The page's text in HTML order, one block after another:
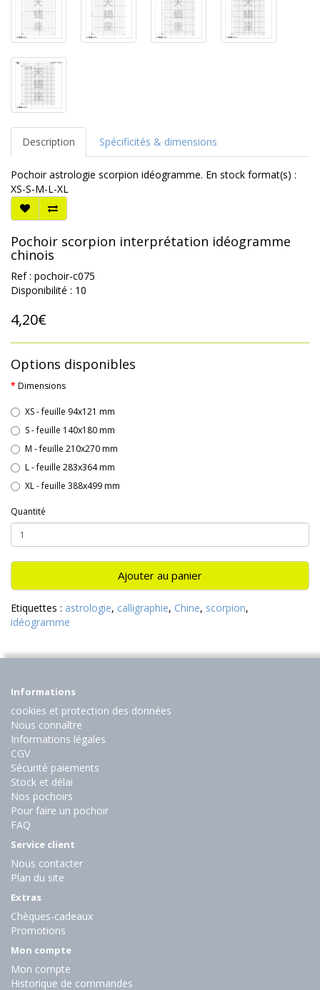
Description Spécificités & dimensions
Pochoir astrologie scorpion idéogramme. En stock format(s) :
XS-S-M-L-XL
Pochoir scorpion interprétation idéogramme
chinois
Ref : pochoir-c075
Disponibilité : 10
4,20€
Options disponibles
Dimensions
XS - feuille 94x121 mm
S - feuille 140x180 mm
M - feuille 210x270 mm
L - feuille 283x364 mm
XL - feuille 388x499 mm
Quantité
Ajouter au panier
Etiquettes : astrologie, calligraphie, Chine, scorpion,
idéogramme
Informations
cookies et protection des données
Nous connaître
Informations légales
CGV
Sécurité paiements
Stock et délai
Nos pochoirs
Pour faire un pochoir
FAQ
Service client
Nous contacter
Plan du site
Extras
Chèques-cadeaux
Promotions
Mon compte
Mon compte
Historique de commandes